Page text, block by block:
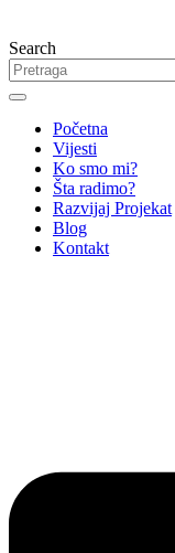
Search
Početna
Vijesti
Ko smo mi?
Šta radimo?
Razvijaj Projekat
Blog
Kontakt